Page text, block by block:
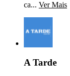
ca... Ver Mais
A Tarde